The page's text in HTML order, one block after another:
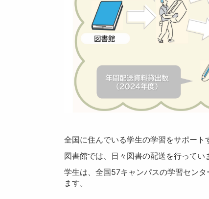
全国に住んでいる学生の学習をサポート
図書館では、日々図書の配送を行ってい
学生は、全国57キャンパスの学習セン
ます。